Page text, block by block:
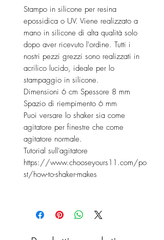
Stampo in silicone per resina
epossidica o UV. Viene realizzato a
mano in silicone di alta qualità solo
dopo aver ricevuto l'ordine. Tutti i
nostri pezzi grezzi sono realizzati in
acrilico lucido, ideale per lo
stampaggio in silicone.
Dimensioni 6 cm Spessore 8 mm
Spazio di riempimento 6 mm
Puoi versare lo shaker sia come
agitatore per finestre che come
agitatore normale.
Tutorial sull'agitatore
https://www.chooseyours11.com/po
st/how-to-shaker-makes